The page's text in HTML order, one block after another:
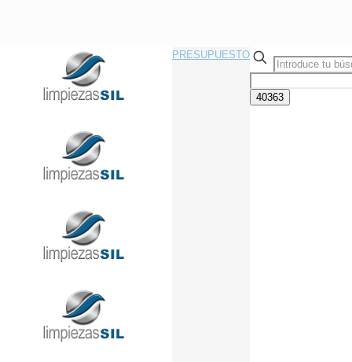
Llama Ahora Sin Compromiso
91 433 08 95
PRESUPUESTO
Técnicas de Limpieza:
aplicaciones en 2017